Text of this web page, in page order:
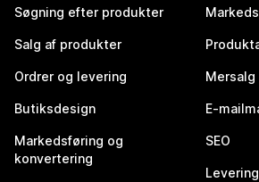
Søgning efter produkter
Salg af produkter
Ordrer og levering
Butiksdesign
Markedsføring og
konvertering
E-
SEO
Levering